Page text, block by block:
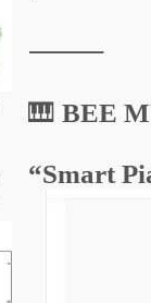
⸻
🎹 BEE
“Smart